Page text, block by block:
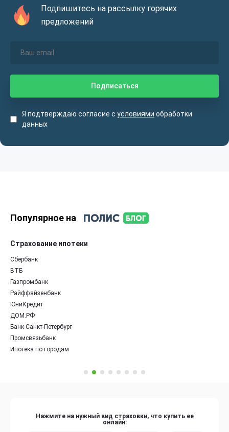
Подпишитесь на рассылку горячих
предложений
Я подтверждаю согласие с условиями обработки
данных
Популярное на
Страхование ипотеки
Сбербанк
ВТБ
Газпромбанк
Райффайзенбанк
ЮниКредит
ДОМ.РФ
Банк Санкт-Петербург
Промсвязьбанк
Ипотека по городам
Нажмите на нужный вид страховки, что купить ее
онлайн: